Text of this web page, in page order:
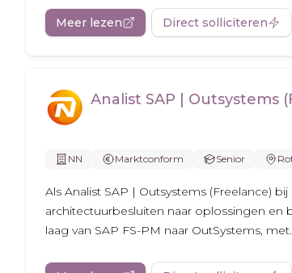
Meer lezen Direct solliciteren
Analist SAP | Outsystems
NN Marktconform Senior
Als Analist SAP | Outsystems (Freelance)
architectuurbesluiten naar oplossingen en
laag van SAP FS-PM naar OutSystems,